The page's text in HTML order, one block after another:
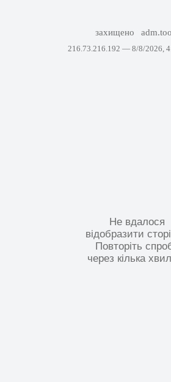
захищено
216.73.216.192 — 8/8/2026,
Не вдалося
відобразити
Повторіть
через кілька